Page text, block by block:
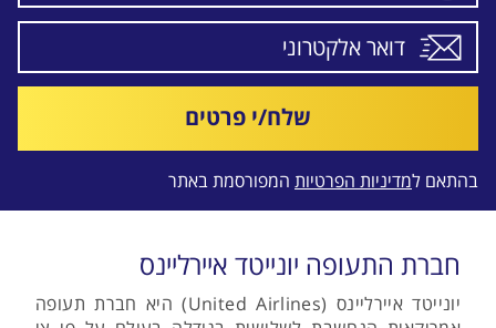
שלח/י פרטים
בהתאם למדיניות הפרטיות המפורסמת באתר
חברת התעופה יונייטד איירליינס
יונייטד איירליינס (United Airlines) היא חברת תעופה